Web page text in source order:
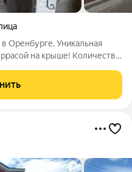
Оренбурге. Уникальная
на крыше! Количество
120 м